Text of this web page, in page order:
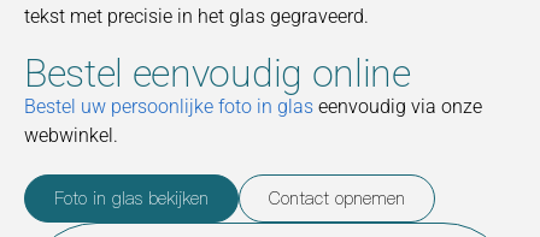
tekst met precisie in het glas gegraveerd.
Bestel eenvoudig online
Bestel uw persoonlijke foto in glas eenvoudig via onze
webwinkel.
Foto in glas bekijken Contact opnemen